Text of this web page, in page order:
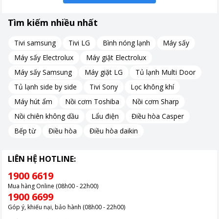
Công suất loa 50W (5 x10W), 2.1
Tìm kiếm nhiều nhất
Tivi samsung Tivi LG Bình nóng lạnh
Máy sấy
Máy sấy Electrolux
Máy giặt Electrolux
Máy sấy Samsung
Máy giặt LG
Tủ lạnh Multi Door
Tủ lạnh side by side
Tivi Sony
Lọc không khí
Máy hút ẩm
Nồi cơm Toshiba
Nồi cơm Sharp
Nồi chiên không dầu
Lẩu điện
Điều hòa Casper
Bếp từ
Điều hòa Điều hòa daikin
LIÊN HỆ HOTLINE:
1900 6619
Mua hàng Online (08h00 - 22h00)
1900 6699
Góp ý, khiếu nại, bảo hành (08h00 - 22h00)